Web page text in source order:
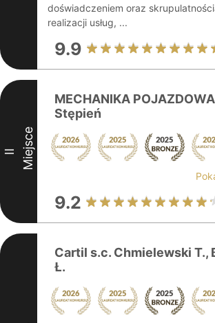
doświadczeniem oraz
realizacji usług, ...
9.9
II Miejsce
MECHANIKA
Stępień
9.2
Cartil s.c. Chmielewski T.,
Ł.